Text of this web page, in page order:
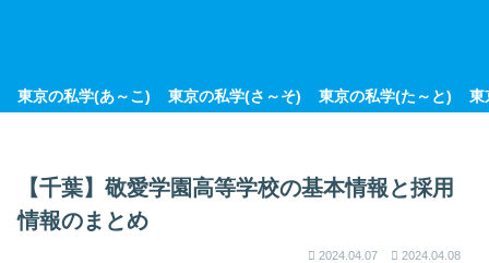
東京の私学(あ～こ) 東京の私学(さ～そ) 東京の私学(た～と) 東
【千葉】敬愛学園高等学校の基本情報と採用
情報のまとめ
2024.04.07 2024.04.08